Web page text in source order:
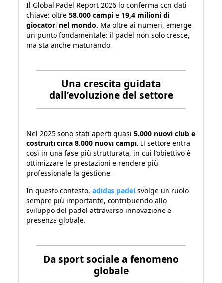
Il Global Padel Report 2026 lo conferma con dati
chiave: oltre58.000 campi e 19,4 milioni di
giocatori nel mondo. Ma oltre ai numeri, emerge
un punto fondamentale: il padel non solo cresce,
ma sta anche maturando.
Una crescita guidata
dall’evoluzione del settore
Nel 2025 sono stati aperti quasi5.000 nuovi club e
costruiti circa 8.000 nuovi campi. Il settore entra
così in una fase più strutturata, in cui l’obiettivo è
ottimizzare le prestazioni e rendere più
professionale la gestione.
In questo contesto, adidas padel svolge un ruolo
sempre più importante, contribuendo allo
sviluppo del padel attraverso innovazione e
presenza globale.
Da sport sociale a fenomeno
globale